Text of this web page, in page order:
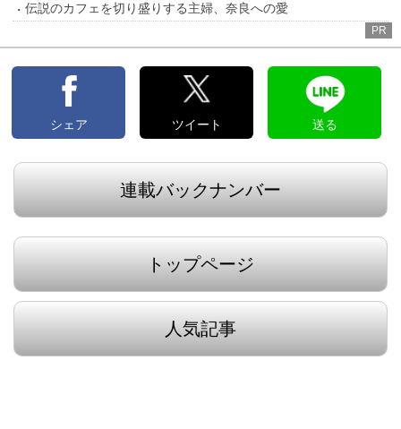
伝説のカフェを切り盛りする主婦、奈良への愛
PR
シェア ツイート 送る
連載バックナンバー
トップページ
人気記事